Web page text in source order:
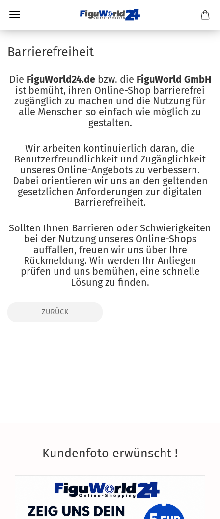
Barrierefreiheit
Die FiguWorld24.debzw. die FiguWorld GmbH
ist bemüht, ihren Online-Shop barrierefrei
zugänglich zu machen und die Nutzung für
alle Menschen so einfach wie möglich zu
gestalten.
Wir arbeiten kontinuierlich daran, die
Benutzerfreundlichkeit und Zugänglichkeit
unseres Online-Angebots zu verbessern.
Dabei orientieren wir uns an den geltenden
gesetzlichen Anforderungen zur digitalen
Barrierefreiheit.
Sollten Ihnen Barrieren oder Schwierigkeiten
bei der Nutzung unseres Online-Shops
auffallen, freuen wir uns über Ihre
Rückmeldung. Wir werden Ihr Anliegen
prüfen und uns bemühen, eine schnelle
Lösung zu finden.
ZURÜCK
Kundenfoto erwünscht !